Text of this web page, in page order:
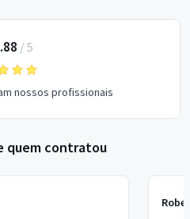
/ 5
nossos profissionais
quem contratou